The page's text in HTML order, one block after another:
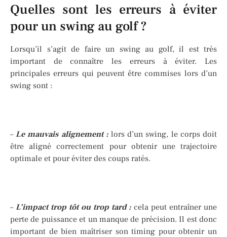
Quelles sont les erreurs à éviter
pour un swing au golf ?
Lorsqu’il s’agit de faire un swing au golf, il est très
important de connaître les erreurs à éviter. Les
principales erreurs qui peuvent être commises lors d’un
swing sont :
–Le mauvais alignement :lors d’un swing, le corps doit
être aligné correctement pour obtenir une trajectoire
optimale et pour éviter des coups ratés.
– L’impact trop tôt ou trop tard : cela peut entraîner une
perte de puissance et un manque de précision. Il est donc
important de bien maîtriser son timing pour obtenir un